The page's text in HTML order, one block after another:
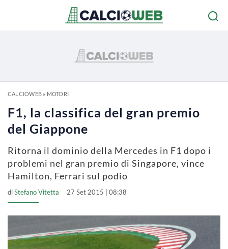
CALCIOWEB» MOTORI
F1, la classifica del gran premio
del Giappone
Ritorna il dominio della Mercedes in F1 dopo i
problemi nel gran premio di Singapore, vince
Hamilton, Ferrari sul podio
diStefano Vitetta 27 Set 2015 | 08:38